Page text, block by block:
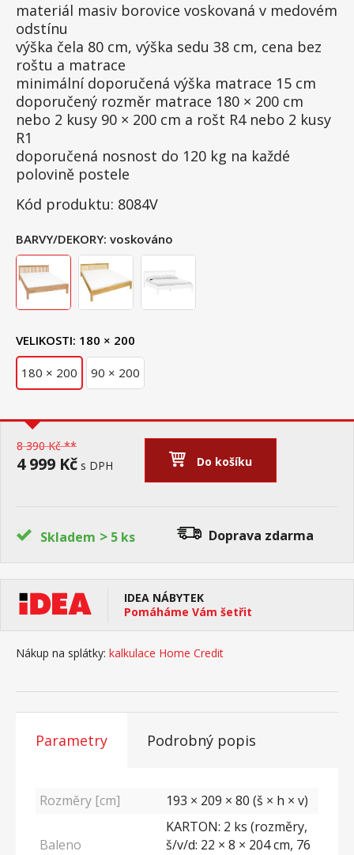
materiál masiv borovice voskovaná v medovém
odstínu
výška čela 80 cm, výška sedu 38 cm, cena bez
roštu a matrace
minimální doporučená výška matrace 15 cm
doporučený rozměr matrace 180 × 200 cm
nebo 2 kusy 90 × 200 cm a rošt R4 nebo 2 kusy
R1
doporučená nosnost do 120 kg na každé
polovině postele
Kód produktu: 8084V
BARVY/DEKORY: voskováno
VELIKOSTI: 180 × 200
180 × 200 90 × 200
8 390 Kč **
4 999 Kč s DPH Do košíku
Skladem > 5 ks Doprava zdarma
IDEA NÁBYTEK
Pomáháme Vám šetřit
Nákup na splátky: kalkulace Home Credit
Parametry Podrobný popis
Rozměry [cm] 193 × 209 × 80 (š × h × v)
Baleno
KARTON: 2 ks (rozměry,
š/v/d: 22 × 8 × 204 cm, 76